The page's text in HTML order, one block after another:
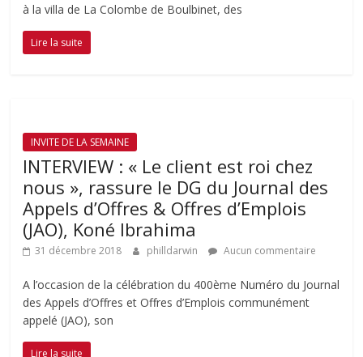
à la villa de La Colombe de Boulbinet, des
Lire la suite
INVITE DE LA SEMAINE
INTERVIEW : « Le client est roi chez
nous », rassure le DG du Journal des
Appels d’Offres & Offres d’Emplois
(JAO), Koné Ibrahima
31 décembre 2018 philldarwin Aucun commentaire
A l’occasion de la célébration du 400ème Numéro du Journal
des Appels d’Offres et Offres d’Emplois communément
appelé (JAO), son
Lire la suite